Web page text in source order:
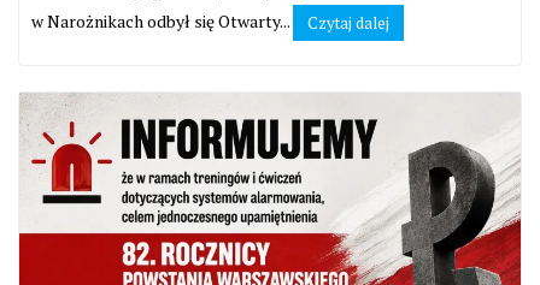
w Narożnikach odbył się Otwarty...
Czytaj dalej